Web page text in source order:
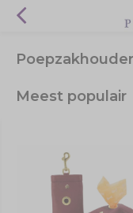
Poepzakhouder
Meest populair